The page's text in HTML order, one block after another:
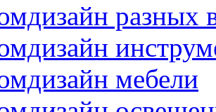
разных
мебели